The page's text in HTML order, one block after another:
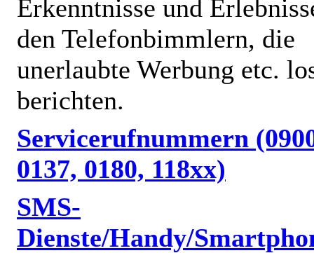
Erkenntnisse und
den Telefonbimmlern, die
unerlaubte Werbung etc.
berichten.
Servicerufnummern
0137, 0180, 118xx)
SMS-
Dienste/Handy/